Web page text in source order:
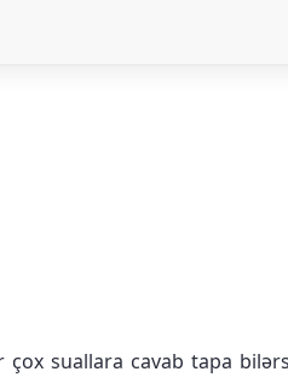
suallara cavab tapa